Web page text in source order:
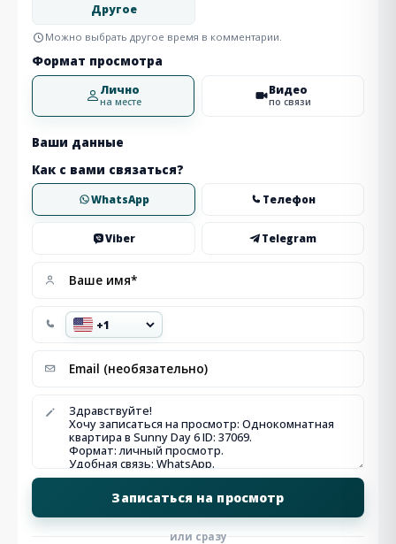
Другое
Можно выбрать другое время в комментарии.
Формат просмотра
Лично
на месте
Видео
по связи
Ваши данные
Как с вами связаться?
WhatsApp Телефон
Viber Telegram
или сразу